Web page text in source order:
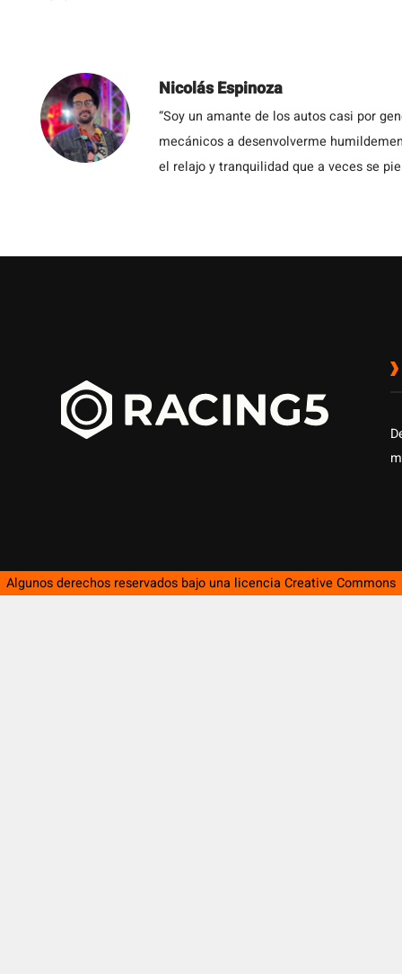
Nicolás Espinoza
“Soy un amante de los autos casi por
mecánicos a desenvolverme
el relajo y tranquilidad que a veces se
Algunos derechos reservados bajo una licencia Creative Commons